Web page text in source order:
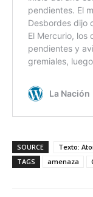
SOURCE
Texto:
TAGS
amenaza